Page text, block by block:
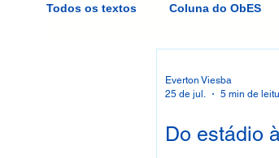
Todos os textos Coluna do ObES
Do estádio
Everton Viesba
25 de jul.
5 min de